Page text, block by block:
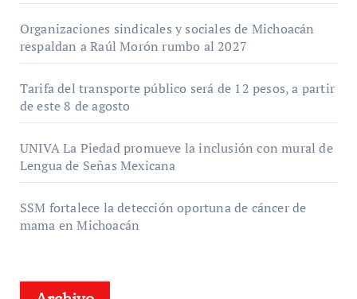
Organizaciones sindicales y sociales de Michoacán
respaldan a Raúl Morón rumbo al 2027
Tarifa del transporte público será de 12 pesos, a partir
de este 8 de agosto
UNIVA La Piedad promueve la inclusión con mural de
Lengua de Señas Mexicana
SSM fortalece la detección oportuna de cáncer de
mama en Michoacán